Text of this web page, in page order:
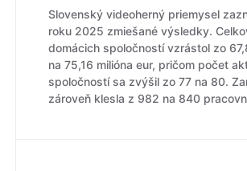
Slovenský videoherný priemysel
roku 2025 zmiešané výsledky.
domácich spoločností vzrástol zo
na 75,16 milióna eur, pričom počet
spoločností sa zvýšil zo 77 na 80.
zároveň klesla z 982 na 840